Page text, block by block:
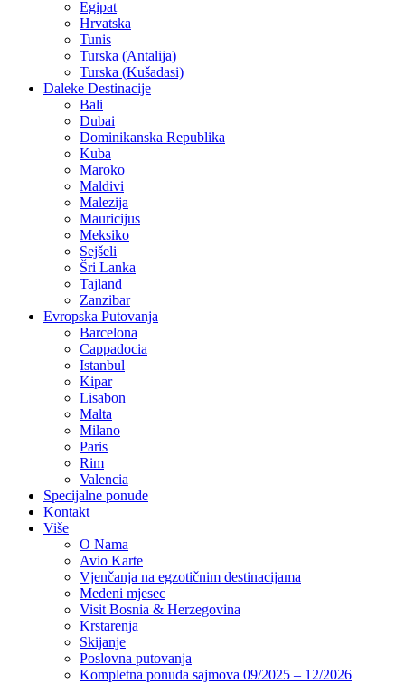
Egipat
Hrvatska
Tunis
Turska (Antalija)
Turska (Kušadasi)
Daleke Destinacije
Bali
Dubai
Dominikanska Republika
Kuba
Maroko
Maldivi
Malezija
Mauricijus
Meksiko
Sejšeli
Šri Lanka
Tajland
Zanzibar
Evropska Putovanja
Barcelona
Cappadocia
Istanbul
Kipar
Lisabon
Malta
Milano
Paris
Rim
Valencia
Specijalne ponude
Kontakt
Više
O Nama
Avio Karte
Vjenčanja na egzotičnim destinacijama
Medeni mjesec
Visit Bosnia & Herzegovina
Krstarenja
Skijanje
Poslovna putovanja
Kompletna ponuda sajmova 09/2025 – 12/2026